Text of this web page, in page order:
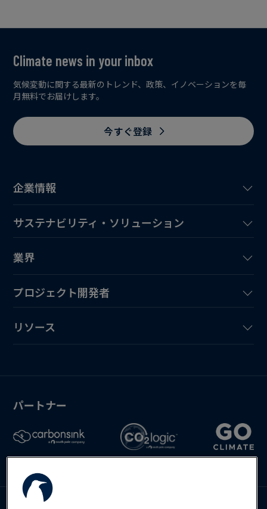
Deutsch
English
Español
企業情報
サステナビリティ・ソリューション
業界
プロジェクト開発者
リソース
Climate news in your inbox
気候変動に関する最新のトレンド、政策、イノベーションを毎
月無料でお届けします。
今すぐ登録
パートナー